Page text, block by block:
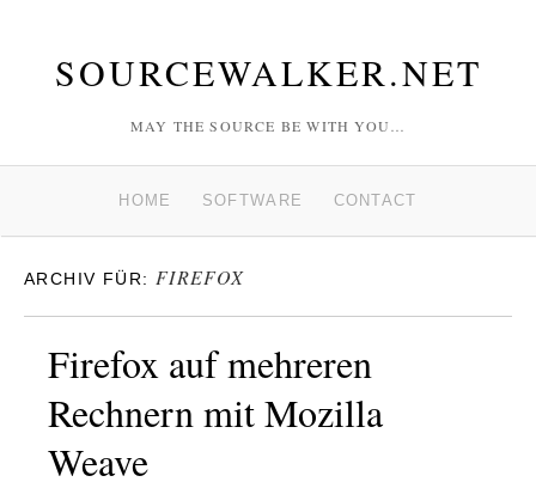
SOURCEWALKER.NET
MAY THE SOURCE BE WITH YOU…
HOME SOFTWARE CONTACT
ARCHIV FÜR: FIREFOX
Firefox auf mehreren
Rechnern mit Mozilla
Weave